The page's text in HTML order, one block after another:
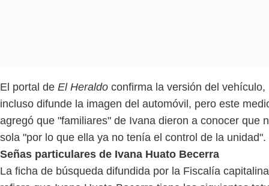
El portal de El Heraldo confirma la versión del vehículo,
incluso difunde la imagen del automóvil, pero este
agregó que "familiares" de Ivana dieron a conocer que
sola "por lo que ella ya no tenía el control de la unidad".
Señas particulares de Ivana Huato Becerra
La ficha de búsqueda difundida por la Fiscalía capitalina